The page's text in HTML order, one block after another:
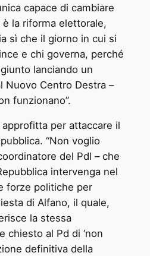
capace di cambiare
la riforma elettorale,
sì che il giorno in cui si
e chi governa, perché
lanciando un
Nuovo Centro Destra –
funzionano”.
per attaccare il
“Non voglio
del Pdl – che
intervenga nel
forze politiche per
di Alfano, il quale,
la stessa
chiesto al Pd di ‘non
definitiva della